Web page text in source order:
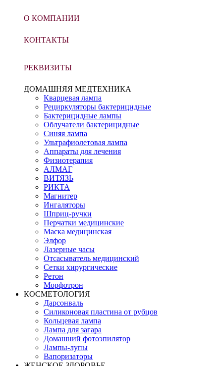
О КОМПАНИИ
КОНТАКТЫ
РЕКВИЗИТЫ
ДОМАШНЯЯ МЕДТЕХНИКА
Кварцевая лампа
Рециркуляторы бактерицидные
Бактерицидные лампы
Облучатели бактерицидные
Синяя лампа
Ультрафиолетовая лампа
Аппараты для лечения
Физиотерапия
АЛМАГ
ВИТЯЗЬ
РИКТА
Магнитер
Ингаляторы
Шприц-ручки
Перчатки медицинские
Маска медицинская
Элфор
Лазерные часы
Отсасыватель медицинский
Сетки хирургические
Ретон
Морфотрон
КОСМЕТОЛОГИЯ
Дарсонваль
Силиконовая пластина от рубцов
Кольцевая лампа
Лампа для загара
Домашний фотоэпилятор
Лампы-лупы
Вапоризаторы